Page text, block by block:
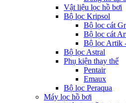
Vật liệu lọc hồ bơi
Bộ lọc Kripsol
Bộ lọc cát
Bộ lọc cát
Bộ lọc Artik
Bộ lọc Astral
Phụ kiện thay thế
Pentair
Emaux
Bộ lọc Peraqua
Máy lọc hồ bơi